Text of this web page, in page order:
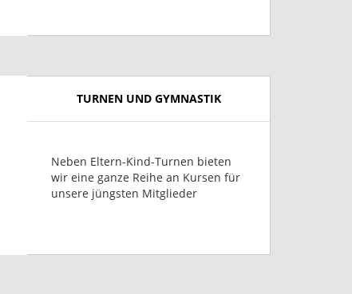
TURNEN UND GYMNASTIK
Neben Eltern-Kind-Turnen bieten
wir eine ganze Reihe an Kursen für
unsere jüngsten Mitglieder